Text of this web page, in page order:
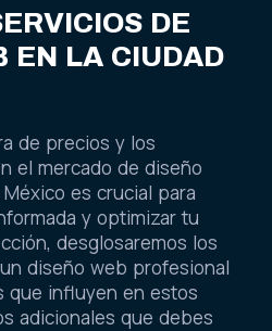
DE
EN LA CIUDAD
de precios y los
el mercado de diseño
es crucial para
y optimizar tu
desglosaremos los
diseño web profesional
que influyen en estos
adicionales que debes